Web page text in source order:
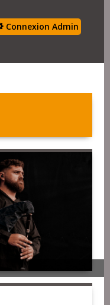
Connexion Admin